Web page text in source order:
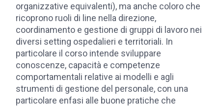
organizzative equivalenti), ma anche coloro che
ricoprono ruoli di line nella direzione,
coordinamento e gestione di gruppi di lavoro nei
diversi setting ospedalieri e territoriali. In
particolare il corso intende sviluppare
conoscenze, capacità e competenze
comportamentali relative ai modelli e agli
strumenti di gestione del personale, con una
particolare enfasi alle buone pratiche che